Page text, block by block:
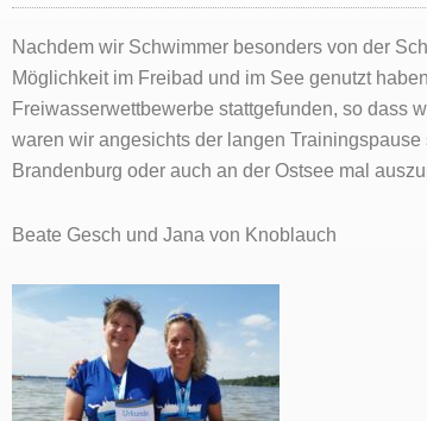
Nachdem wir Schwimmer besonders von der
Möglichkeit im Freibad und im See genutzt
Freiwasserwettbewerbe stattgefunden, so dass
waren wir angesichts der langen
Brandenburg oder auch an der Ostsee mal
Beate Gesch und Jana von Knoblauch